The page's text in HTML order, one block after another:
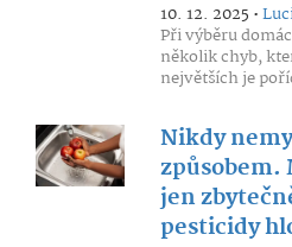
10. 12. 2025 •
Při výběru
několik chyb,
největších je
Nikdy
způsobem.
jen
pesticidy